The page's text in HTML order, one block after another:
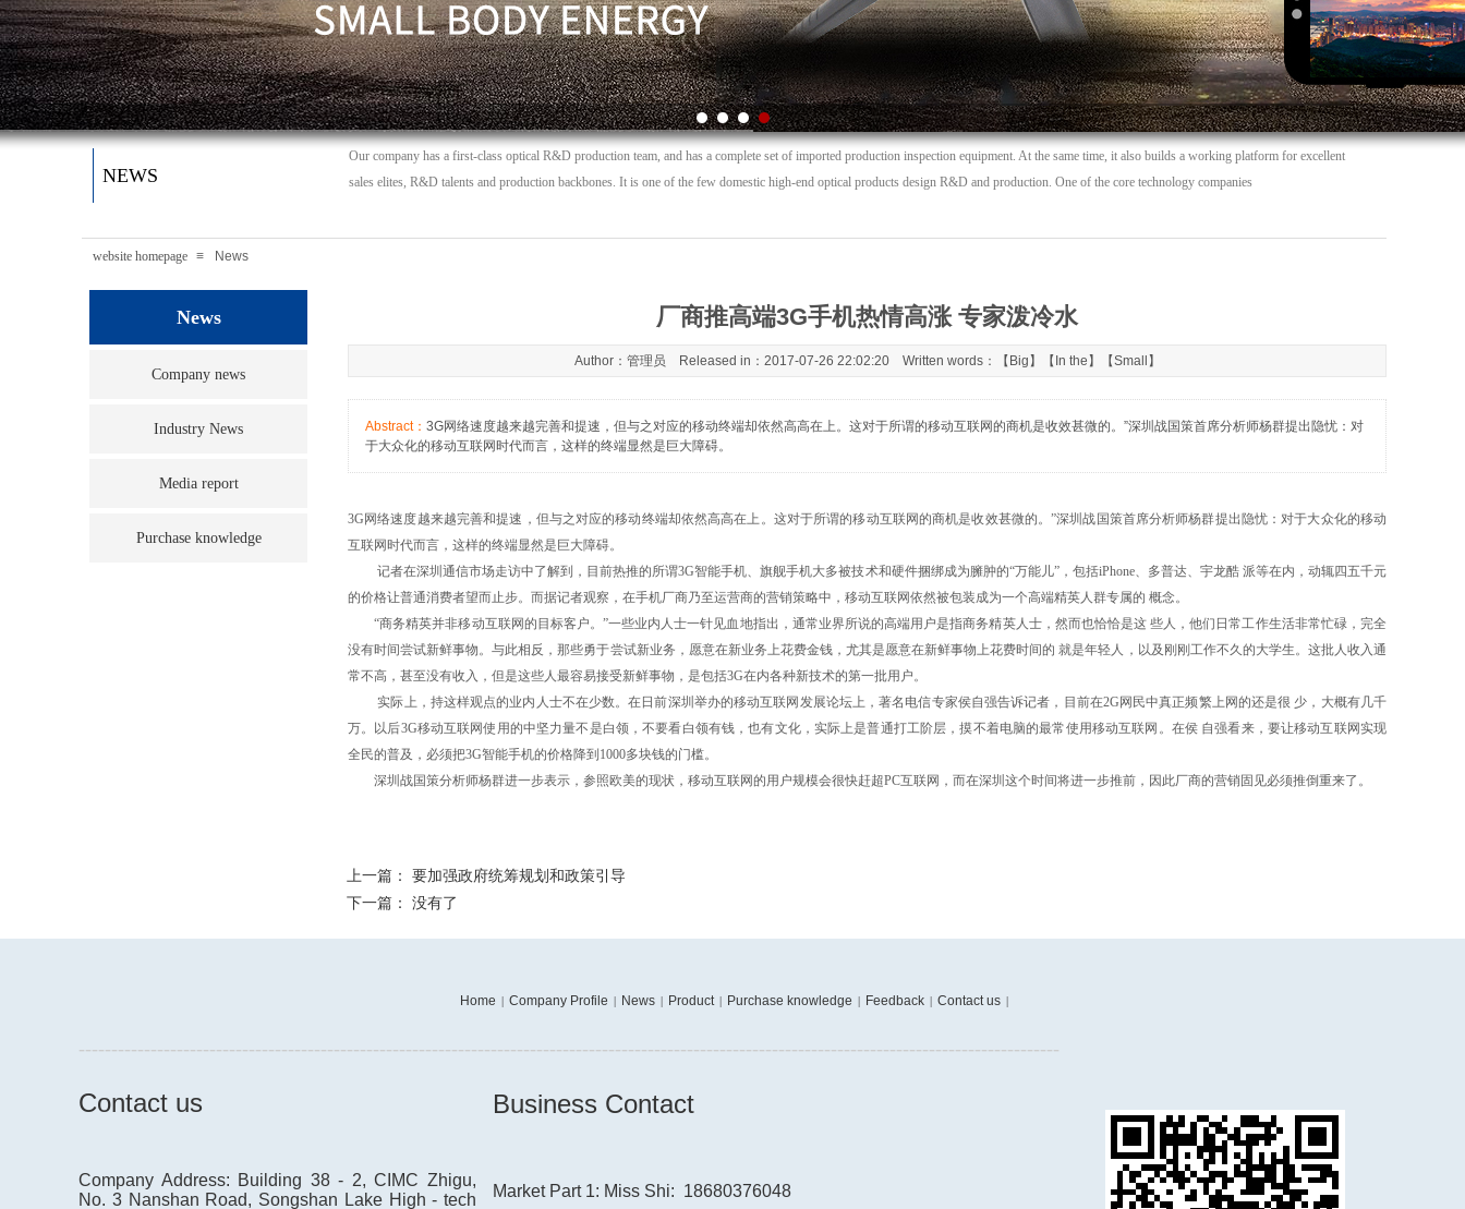
Our company has a first-class optical R&D production team, and has a complete set of imported production inspection equipment. At the same time, it also builds a working platform for excellent
sales elites, R&D talents and production backbones. It is one of the few domestic high-end optical products design R&D and production. One of the core technology companies
NEWS
website homepage ≡ News
厂商推高端3G手机热情高涨 专家泼冷水
Author：管理员 Released in：2017-07-26 22:02:20 Written words：【 Big 】【 In the 】【Small 】
Abstract： 3G网络速度越来越完善和提速，但与之对应的移动终端却依然高高在上。这对于所谓的移动互联网的商机是收效甚微的。”深圳战国策首席分析师杨群提出隐忧：对
于大众化的移动互联网时代而言，这样的终端显然是巨大障碍。
3G网络速度越来越完善和提速，但与之对应的移动终端却依然高高在上。这对于所谓的移动互联网的商机是收效甚微的。”深圳战国策首席分析师杨群提出隐忧：对于大众化的移动
互联网时代而言，这样的终端显然是巨大障碍。
记者在深圳通信市场走访中了解到，目前热推的所谓3G智能手机、旗舰手机大多被技术和硬件捆绑成为臃肿的“万能儿”，包括iPhone、多普达、宇龙酷 派等在内，动辄四五千元
的价格让普通消费者望而止步。而据记者观察，在手机厂商乃至运营商的营销策略中，移动互联网依然被包装成为一个高端精英人群专属的 概念。
“商务精英并非移动互联网的目标客户。”一些业内人士一针见血地指出，通常业界所说的高端用户是指商务精英人士，然而也恰恰是这 些人，他们日常工作生活非常忙碌，完全
没有时间尝试新鲜事物。与此相反，那些勇于尝试新业务，愿意在新业务上花费金钱，尤其是愿意在新鲜事物上花费时间的 就是年轻人，以及刚刚工作不久的大学生。这批人收入通
常不高，甚至没有收入，但是这些人最容易接受新鲜事物，是包括3G在内各种新技术的第一批用户。
实际上，持这样观点的业内人士不在少数。在日前深圳举办的移动互联网发展论坛上，著名电信专家侯自强告诉记者，目前在2G网民中真正频繁上网的还是很 少，大概有几千
万。以后3G移动互联网使用的中坚力量不是白领，不要看白领有钱，也有文化，实际上是普通打工阶层，摸不着电脑的最常使用移动互联网。在侯 自强看来，要让移动互联网实现
全民的普及，必须把3G智能手机的价格降到1000多块钱的门槛。
深圳战国策分析师杨群进一步表示，参照欧美的现状，移动互联网的用户规模会很快赶超PC互联网，而在深圳这个时间将进一步推前，因此厂商的营销固见必须推倒重来了。
News
Company news
Industry News
Media report
Purchase knowledge
上一篇： 要加强政府统筹规划和政策引导
下一篇： 没有了
Home | Company Profile | News | Product | Purchase knowledge | Feedback | Contact us |
------------------------------------------------------------------------------------------------------------------------------------------------------
Business Contact
Market Part 1: Miss Shi: 18680376048
Contact us
Company Address: Building 38 - 2, CIMC Zhigu,
No. 3 Nanshan Road, Songshan Lake High - tech